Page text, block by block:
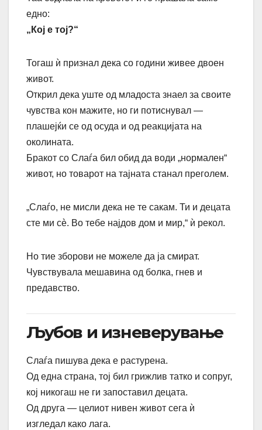
едно:
„Кој е тој?“
Тогаш ѝ признал дека со години живее двоен
живот.
Открил дека уште од младоста знаел за своите
чувства кон мажите, но ги потиснувал —
плашејќи се од осуда и од реакцијата на
околината.
Бракот со Слаѓа бил обид да води „нормален“
живот, но товарот на тајната станал преголем.
„Слаѓо, не мисли дека не те сакам. Ти и децата
сте ми сè. Во тебе најдов дом и мир,“ ѝ рекол.
Но тие зборови не можеле да ја смират.
Чувствувала мешавина од болка, гнев и
предавство.
Љубов и изневерување
Слаѓа пишува дека е растурена.
Од една страна, тој бил грижлив татко и сопруг,
кој никогаш не ги запоставил децата.
Од друга — целиот нивен живот сега ѝ
изгледал како лага.